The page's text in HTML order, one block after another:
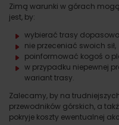
Zimą warunki w górach
jest, by:
wybierać trasy
nie przeceniać swoich sił,
poinformować kogoś o
w przypadku niepewnej
wariant trasy.
Zalecamy, by na
przewodników górskich, a
pokryje koszty ewentualnej